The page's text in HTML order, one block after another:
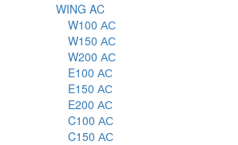
WING AC
W100 АС
W150 АС
W200 АС
E100 АС
E150 АС
E200 АС
C100 АС
C150 АС